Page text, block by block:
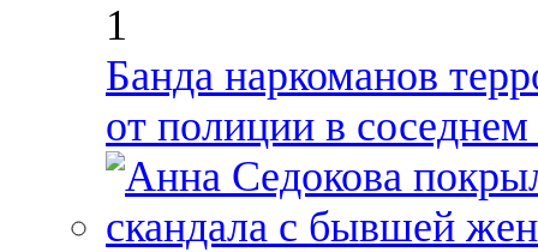
1
Банда наркоманов
от полиции в